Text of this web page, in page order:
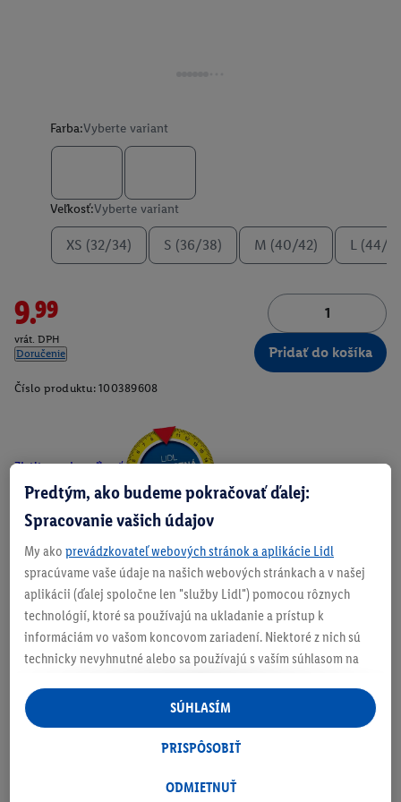
Farba:Vyberte variant
Veľkosť:Vyberte variant
XS (32/34) S (36/38) M (40/42) L (44/
9.99
vrát. DPH
Doručenie
Pridať do košíka
Číslo produktu: 100389608
Zistite svoju veľkosť
O produkte
Podrobnosti o bezpečnosti produktu
Predtým, ako budeme pokračovať ďalej:
Spracovanie vašich údajov
My ako prevádzkovateľ webových stránok a aplikácie Lidl
spracúvame vaše údaje na našich webových stránkach a v našej
aplikácii (ďalej spoločne len "služby Lidl") pomocou rôznych
technológií, ktoré sa používajú na ukladanie a prístup k
informáciám vo vašom koncovom zariadení. Niektoré z nich sú
technicky nevyhnutné alebo sa používajú s vaším súhlasom na
personalizovanú reklamu v rámci služieb Lidl aj mimo nich. Ak
ste účastníkom programu Lidl Plus, na tieto účely sa spracúvajú
aj údaje z vášho nákupného správania v obchode.
následne si vytvoríte účet Lidl Plus alebo sa prihlásite do svojho
ODMIETNUŤ
PRISPÔSOBIŤ
SÚHLASÍM